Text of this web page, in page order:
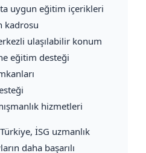
uygun eğitim içerikleri
kadrosu
ulaşılabilir konum
eğitim desteği
hizmetleri
İSG uzmanlık
daha başarılı